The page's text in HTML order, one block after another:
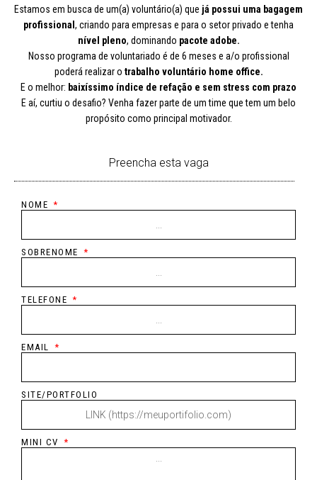
Estamos em busca de um(a) voluntário(a) que já possui uma bagagem
profissional , criando para empresas e para o setor privado e tenha
nível pleno, dominando pacote adobe.
Nosso programa de voluntariado é de 6 meses e a/o profissional
poderá realizar o trabalho voluntário home office.
E o melhor: baixíssimo índice de refação e sem stress com prazo
E aí, curtiu o desafio? Venha fazer parte de um time que tem um belo
propósito como principal motivador.
Preencha esta vaga
NOME
SOBRENOME
TELEFONE
EMAIL
SITE/PORTFOLIO
MINI CV